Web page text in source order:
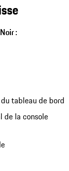
:
tableau de bord
de la console